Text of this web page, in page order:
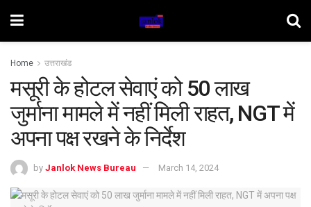
Home उत्तराखंड
मसूरी के होटल सेवाएं को 50 लाख
जुर्माना मामले में नहीं मिली राहत, NGT में
अपना पक्ष रखने के निर्देश
by Janlok News Bureau March 14, 2024